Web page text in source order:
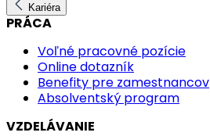
Kariéra
PRÁCA
Voľné pracovné pozície
Online dotazník
Benefity pre zamestnancov
Absolventský program
VZDELÁVANIE